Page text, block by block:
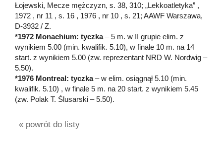
Łojewski, Mecze mężczyzn, s. 38, 310; „Lekkoatletyka” ,
1972 , nr 11 , s. 16 , 1976 , nr 10 , s. 21; AAWF Warszawa,
D-3932 / Z.
*1972 Monachium: tyczka– 5 m. w II grupie elim. z
wynikiem 5.00 (min. kwalifik. 5.10), w finale 10 m. na 14
start. z wynikiem 5.00 (zw. reprezentant NRD W. Nordwig –
5.50).
*1976 Montreal: tyczka– w elim. osiągnął 5.10 (min.
kwalifik. 5.10) , w finale 5 m. na 20 start. z wynikiem 5.45
(zw. Polak T. Ślusarski – 5.50).
« powrót do listy